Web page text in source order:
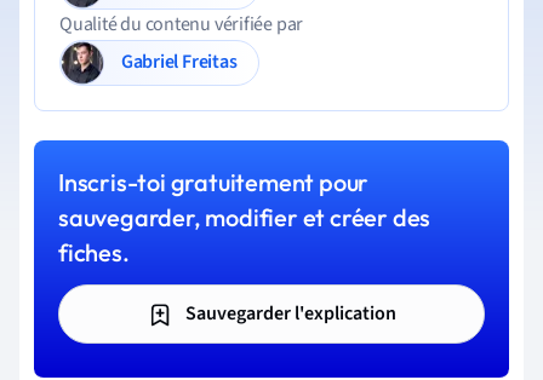
Qualité du contenu vérifiée par
Gabriel Freitas
Inscris-toi gratuitement pour
sauvegarder, modifier et créer des
fiches.
Sauvegarder l'explication